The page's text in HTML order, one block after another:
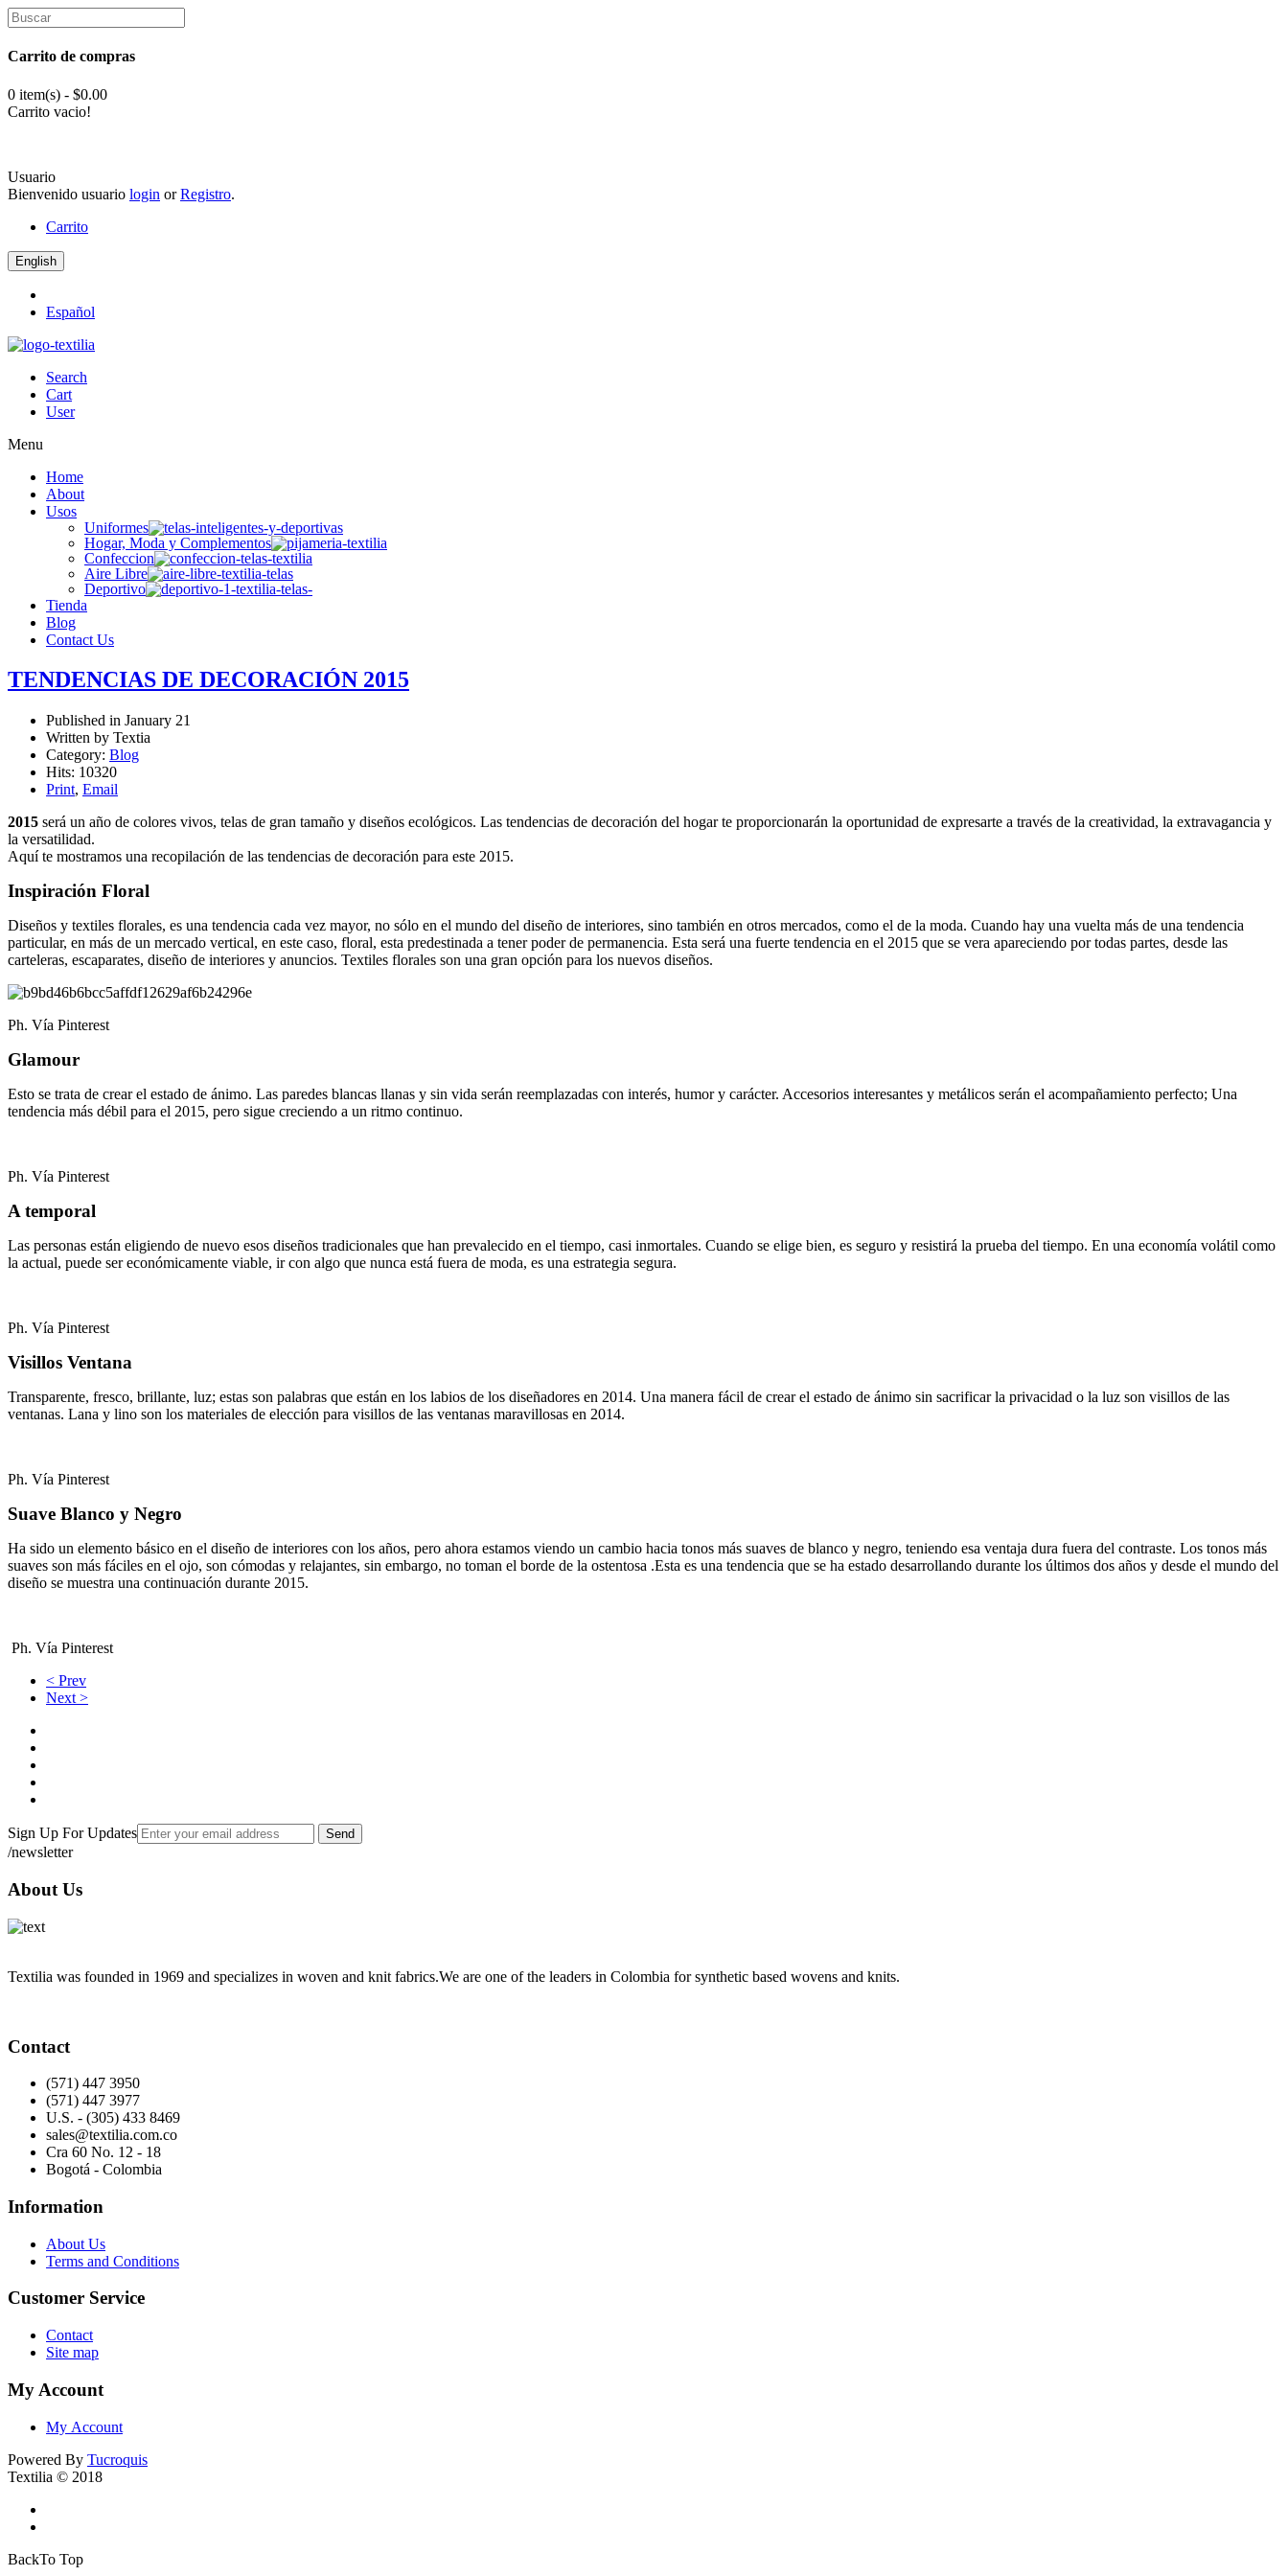
Carrito de compras
0 item(s) - $0.00
Carrito vacio!
Usuario
Bienvenido usuario login orRegistro.
Carrito
English
Español
Search
Cart
User
Menu
Home
About
Usos
Uniformes
Hogar, Moda y Complementos
Confeccion
Aire Libre
Deportivo
Tienda
Blog
Contact Us
TENDENCIAS DE DECORACIÓN 2015
Published in January 21
Written by Textia
Category: Blog
Hits: 10320
Print, Email
2015 será un año de colores vivos, telas de gran tamaño y diseños ecológicos. Las tendencias de decoración del hogar te proporcionarán la oportunidad de expresarte a través de la creatividad, la extravagancia y
la versatilidad.
Aquí te mostramos una recopilación de las tendencias de decoración para este 2015.
Inspiración Floral
Diseños y textiles florales, es una tendencia cada vez mayor, no sólo en el mundo del diseño de interiores, sino también en otros mercados, como el de la moda. Cuando hay una vuelta más de una tendencia
particular, en más de un mercado vertical, en este caso, floral, esta predestinada a tener poder de permanencia. Esta será una fuerte tendencia en el 2015 que se vera apareciendo por todas partes, desde las
carteleras, escaparates, diseño de interiores y anuncios. Textiles florales son una gran opción para los nuevos diseños.
Ph. Vía Pinterest
Glamour
Esto se trata de crear el estado de ánimo. Las paredes blancas llanas y sin vida serán reemplazadas con interés, humor y carácter. Accesorios interesantes y metálicos serán el acompañamiento perfecto; Una
tendencia más débil para el 2015, pero sigue creciendo a un ritmo continuo.
Ph. Vía Pinterest
A temporal
Las personas están eligiendo de nuevo esos diseños tradicionales que han prevalecido en el tiempo, casi inmortales. Cuando se elige bien, es seguro y resistirá la prueba del tiempo. En una economía volátil como
la actual, puede ser económicamente viable, ir con algo que nunca está fuera de moda, es una estrategia segura.
Ph. Vía Pinterest
Visillos Ventana
Transparente, fresco, brillante, luz; estas son palabras que están en los labios de los diseñadores en 2014. Una manera fácil de crear el estado de ánimo sin sacrificar la privacidad o la luz son visillos de las
ventanas. Lana y lino son los materiales de elección para visillos de las ventanas maravillosas en 2014.
Ph. Vía Pinterest
Suave Blanco y Negro
Ha sido un elemento básico en el diseño de interiores con los años, pero ahora estamos viendo un cambio hacia tonos más suaves de blanco y negro, teniendo esa ventaja dura fuera del contraste. Los tonos más
suaves son más fáciles en el ojo, son cómodas y relajantes, sin embargo, no toman el borde de la ostentosa .Esta es una tendencia que se ha estado desarrollando durante los últimos dos años y desde el mundo del
diseño se muestra una continuación durante 2015.
Ph. Vía Pinterest
< Prev
Next >
Sign Up For Updates Send
/newsletter
About Us
Textilia was founded in 1969 and specializes in woven and knit fabrics.We are one of the leaders in Colombia for synthetic based wovens and knits.
Contact
(571) 447 3950
(571) 447 3977
U.S. - (305) 433 8469
sales@textilia.com.co
Cra 60 No. 12 - 18
Bogotá - Colombia
Information
About Us
Terms and Conditions
Customer Service
Contact
Site map
My Account
My Account
Powered By Tucroquis
Textilia © 2018
BackTo Top